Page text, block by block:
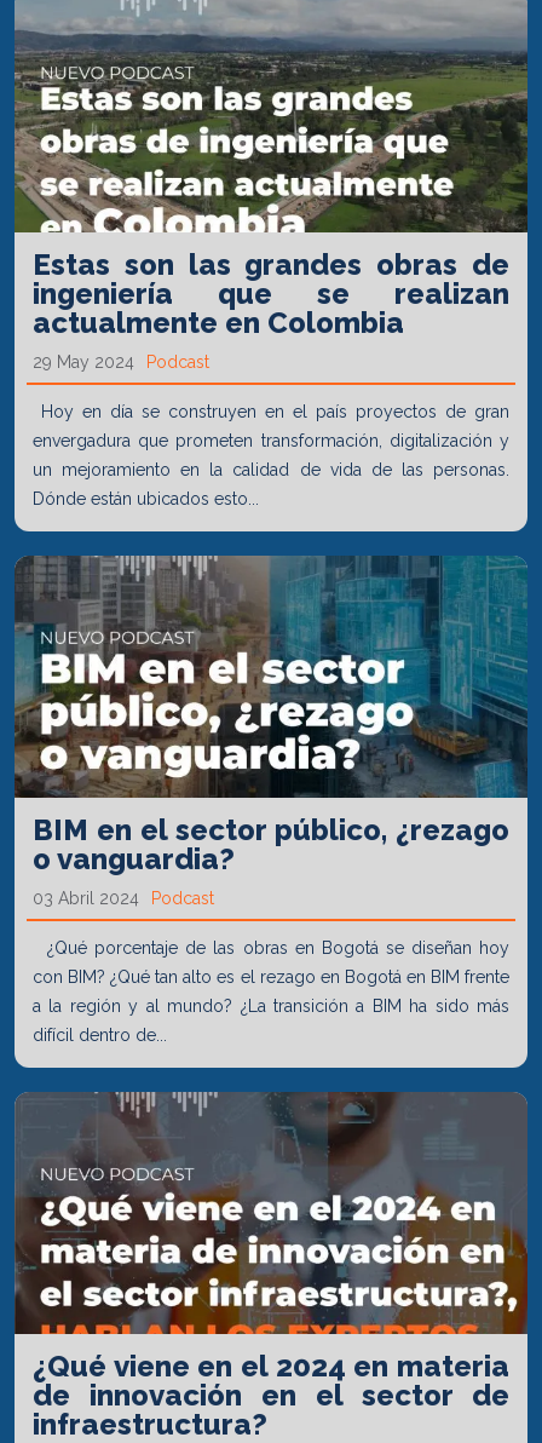
Estas son las grandes obras de
ingeniería que se realizan
actualmente en Colombia
29 May 2024 Podcast
Hoy en día se construyen en el país proyectos de gran
envergadura que prometen transformación, digitalización y
un mejoramiento en la calidad de vida de las personas.
Dónde están ubicados esto...
BIM en el sector público, ¿rezago
o vanguardia?
03 Abril 2024 Podcast
¿Qué porcentaje de las obras en Bogotá se diseñan hoy
con BIM? ¿Qué tan alto es el rezago en Bogotá en BIM frente
a la región y al mundo? ¿La transición a BIM ha sido más
difícil dentro de...
¿Qué viene en el 2024 en materia
de innovación en el sector de
infraestructura?